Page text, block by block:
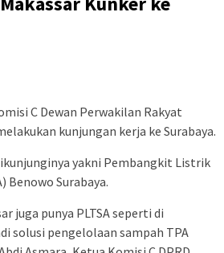
C Dewan Perwakilan Rakyat
kunjungan kerja ke Surabaya.
yakni Pembangkit Listrik
Benowo Surabaya.
juga punya PLTSA seperti di
solusi pengelolaan sampah TPA